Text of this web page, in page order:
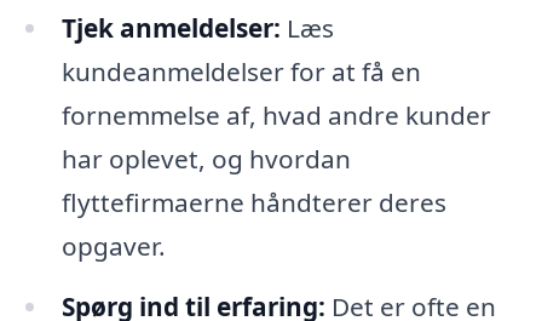
Tjek anmeldelser: Læs
kundeanmeldelser for at få en
fornemmelse af, hvad andre kunder
har oplevet, og hvordan
flyttefirmaerne håndterer deres
opgaver.
Spørg ind til erfaring: Det er ofte en